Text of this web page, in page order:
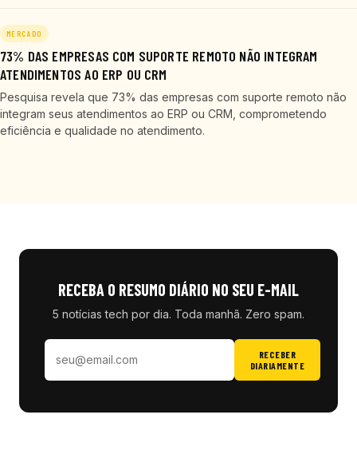
MERCADO
73% DAS EMPRESAS COM SUPORTE REMOTO NÃO INTEGRAM
ATENDIMENTOS AO ERP OU CRM
Pesquisa revela que 73% das empresas com suporte remoto não
integram seus atendimentos ao ERP ou CRM, comprometendo
eficiência e qualidade no atendimento.
RECEBA O RESUMO DIÁRIO NO SEU E-MAIL
5 notícias tech por dia. Toda manhã. Zero spam.
RECEBER
DIARIAMENTE